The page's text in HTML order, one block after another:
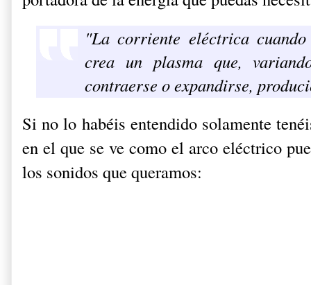
"La corriente eléctrica
crea un plasma que,
contraerse o expandirse,
Si no lo habéis entendido solamente
en el que se ve como el arco eléctrico
los sonidos que queramos: